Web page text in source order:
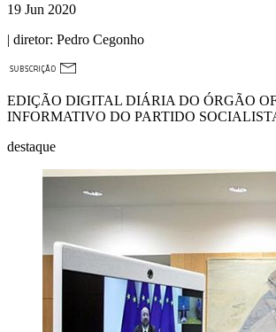
19 Jun 2020
| diretor: Pedro Cegonho
EDIÇÃO DIGITAL DIÁRIA DO ÓRGÃO
INFORMATIVO DO PARTIDO
destaque